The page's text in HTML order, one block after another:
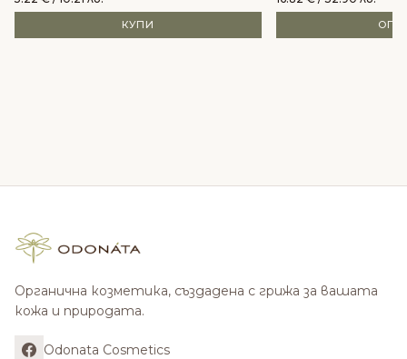
КУПИ
Органична козметика, създадена с грижа за вашата
кожа и природата.
Odonata Cosmetics